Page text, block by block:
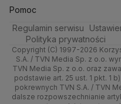
Ministerstwo Rolnictwa
Ministerstwo Rozwoju i
Ministerstwo Sportu i
Ministerstwo Cyfryzacji
Ministerstwo Edukacji
Ministerstwo Finansów
Ministerstwo Klimatu i
Quizy
Tematy
Kielce
Kujawsko-pomorskie
Lublin
Lubuskie
Dla firm
Handel
Ze świata
Tech
Najnowsze
Polska
Prognoza
Świat
Skoki Narciarskie
Sporty zimowe
Lekkoatletyka
Siatkówka
Świat
Polityka
Zdrowie
Tech
Gorące Tematy
Wyślij zgłoszenie
TVN
Dzień Dobry TVN
Uwaga TVN
HGTV
Pomoc
Centrum pomocy
Test zgodności
Oglądaj na TV
Regulamin serwisu
Polityka prywatności
Copyright (C) 1997-2026
S.A. / TVN Media Sp. z o.o.
TVN Media Sp. z o.o. oraz
podstawie art. 25 ust. 1 pkt. 1
pokrewnych TVN S.A. / TVN
dalsze rozpowszechnianie